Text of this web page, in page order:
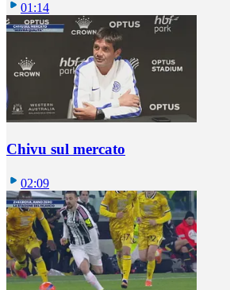
01:14
Chivu sul mercato
02:09